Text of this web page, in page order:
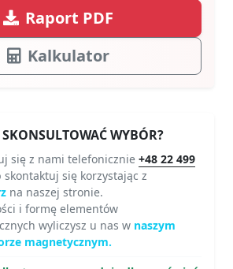
Raport PDF
Kalkulator
SKONSULTOWAĆ WYBÓR?
się z nami telefonicznie +48 22 499
skontaktuj się korzystając z
na naszej stronie.
i formę elementów
wyliczysz u nas w naszym
magnetycznym.